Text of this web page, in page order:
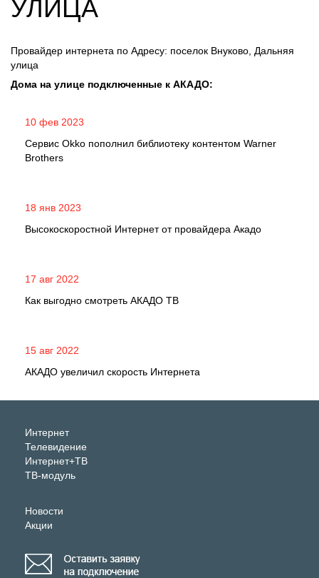
УЛИЦА
Провайдер интернета по Адресу: поселок Внуково, Дальняя
улица
Дома на улице подключенные к АКАДО:
10 фев 2023
Сервис Okko пополнил библиотеку контентом Warner
Brothers
18 янв 2023
Высокоскоростной Интернет от провайдера Акадо
17 авг 2022
Как выгодно смотреть АКАДО ТВ
15 авг 2022
АКАДО увеличил скорость Интернета
Интернет
Телевидение
Интернет+ТВ
ТВ-модуль
Новости
Акции